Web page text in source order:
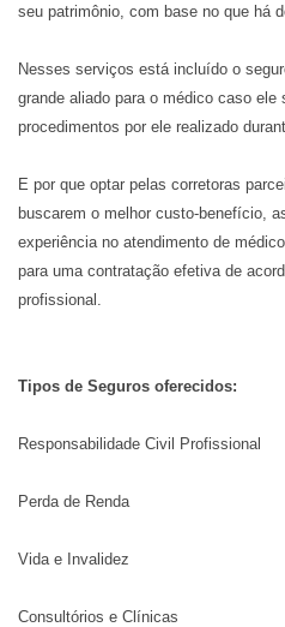
seu patrimônio, com base no que há
Nesses serviços está incluído o
grande aliado para o médico caso ele
procedimentos por ele realizado
E por que optar pelas corretoras
buscarem o melhor custo-benefício,
experiência no atendimento de
para uma contratação efetiva de
profissional.
Tipos de Seguros oferecidos:
Responsabilidade Civil Profissional
Perda de Renda
Vida e Invalidez
Consultórios e Clínicas